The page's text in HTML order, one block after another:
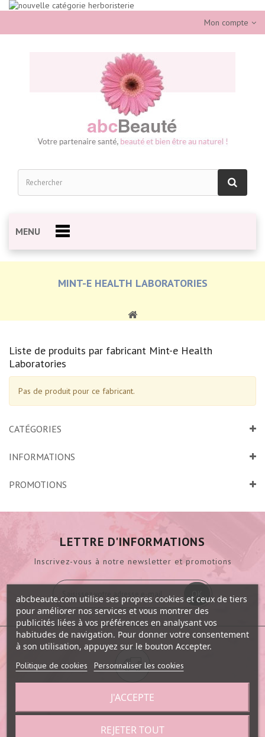
Mon compte
MENU
MINT-E HEALTH LABORATORIES
Liste de produits par fabricant Mint-e Health
Laboratories
Pas de produit pour ce fabricant.
CATÉGORIES
INFORMATIONS
PROMOTIONS
LETTRE D'INFORMATIONS
Inscrivez-vous à notre newsletter et promotions
OK
Livraison gratuite en Colissimo
abcbeaute.com utilise ses propres cookies et ceux de tiers
pour améliorer nos services et vous montrer des
publicités liées à vos préférences en analysant vos
habitudes de navigation. Pour donner votre consentement
à son utilisation, appuyez sur le bouton Accepter.
Politique de cookies Personnaliser les cookies
REJETER TOUT
J'ACCEPTE